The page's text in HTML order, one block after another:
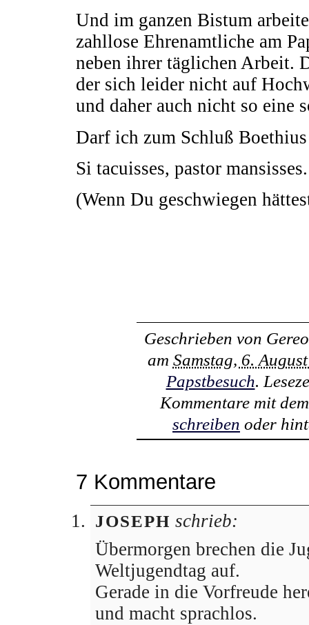
Und im ganzen Bistum
zahllose Ehrenamtliche am
neben ihrer täglichen Arbeit.
der sich leider nicht auf
und daher auch nicht so eine
Darf ich zum Schluß Boethius
Si tacuisses, pastor mansisses.
(Wenn Du geschwiegen
Geschrieben von
am Samstag, 6.
Papstbesuch.
Kommentare mit
schreiben oder
7 Kommentare
JOSEPH schrieb:
Übermorgen brechen die
Weltjugendtag auf.
Gerade in die Vorfreude
und macht sprachlos.